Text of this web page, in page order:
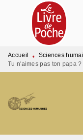
MENU
PIED DE PAGE
Accueil • Sciences
Tu n'aimes pas ton papa ?